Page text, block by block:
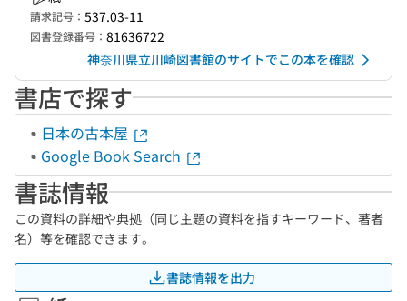
請求記号： 537.03-11
図書登録番号： 81636722
神奈川県立川崎図書館のサイトでこの本を確認
書店で探す
日本の古本屋
Google Book Search
書誌情報
この資料の詳細や典拠（同じ主題の資料を指すキーワード、著者
名）等を確認できます。
書誌情報を出力